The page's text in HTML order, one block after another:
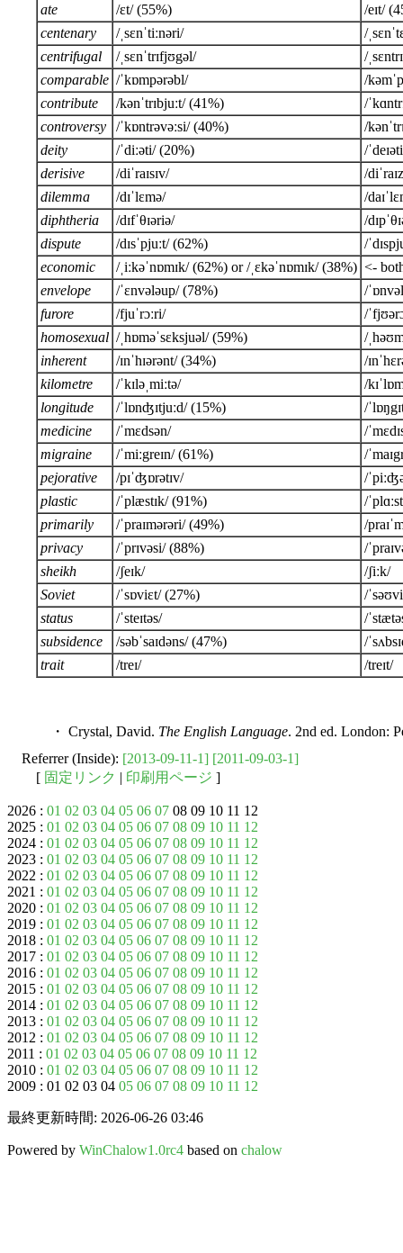
ate
/ɛt/ (55%)
/eɪt/
centenary
/ˌsɛnˈtiːnəri/
/
centrifugal
/ˌsɛnˈtrɪfjʊgəl/
/
comparable /ˈkɒmpərəbl/
/
contribute
/kənˈtrɪbjuːt/ (41%)
/
controversy
/ˈkɒntrəvəːsi/ (40%)
/
deity
/ˈdiːəti/ (20%)
/
derisive
/diˈraɪsɪv/
/
dilemma
/dɪˈlɛmə/
/
diphtheria
/dɪfˈθɪəriə/
/
dispute
/dɪsˈpjuːt/ (62%)
/
economic
/ˌiːkəˈnɒmɪk/ (62%) or /ˌɛkəˈnɒmɪk/ (38%) <-
envelope
/ˈɛnvələup/ (78%)
/
furore
/fjuˈrɔːri/
/
homosexual /ˌhɒməˈsɛksjuəl/ (59%)
/
inherent
/ɪnˈhɪərənt/ (34%)
/
kilometre
/ˈkɪləˌmiːtə/
/
longitude
/ˈlɒnʤɪtjuːd/ (15%)
/
medicine
/ˈmɛdsən/
/
migraine
/ˈmiːgreɪn/ (61%)
/
pejorative
/pɪˈʤɒrətɪv/
/
plastic
/ˈplæstɪk/ (91%)
/
primarily
/ˈpraɪmərəri/ (49%)
/
privacy
/ˈprɪvəsi/ (88%)
/
sheikh
/ʃeɪk/
/ʃiːk/
Soviet
/ˈsɒviɛt/ (27%)
/
status
/ˈsteɪtəs/
/
subsidence
/səbˈsaɪdəns/ (47%)
/
trait
/treɪ/ /treɪt/
・ Crystal, David. The English Language. 2nd ed. London:
Referrer (Inside): [2013-09-11-1] [2011-09-03-1]
[ 固定リンク | 印刷用ページ ]
2026 : 01 02 03 04 05 06 07 08 09 10 11 12
2025 : 01 02 03 04 05 06 07 08 09 10 11 12
2024 : 01 02 03 04 05 06 07 08 09 10 11 12
2023 : 01 02 03 04 05 06 07 08 09 10 11 12
2022 : 01 02 03 04 05 06 07 08 09 10 11 12
2021 : 01 02 03 04 05 06 07 08 09 10 11 12
2020 : 01 02 03 04 05 06 07 08 09 10 11 12
2019 : 01 02 03 04 05 06 07 08 09 10 11 12
2018 : 01 02 03 04 05 06 07 08 09 10 11 12
2017 : 01 02 03 04 05 06 07 08 09 10 11 12
2016 : 01 02 03 04 05 06 07 08 09 10 11 12
2015 : 01 02 03 04 05 06 07 08 09 10 11 12
2014 : 01 02 03 04 05 06 07 08 09 10 11 12
2013 : 01 02 03 04 05 06 07 08 09 10 11 12
2012 : 01 02 03 04 05 06 07 08 09 10 11 12
2011 : 01 02 03 04 05 06 07 08 09 10 11 12
2010 : 01 02 03 04 05 06 07 08 09 10 11 12
2009 : 01 02 03 04 05 06 07 08 09 10 11 12
最終更新時間: 2026-06-26 03:46
Powered by WinChalow1.0rc4 based on chalow